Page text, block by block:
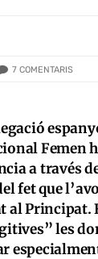
7 COMENTARIS
Femen
a través
fet que
al Principat.
les